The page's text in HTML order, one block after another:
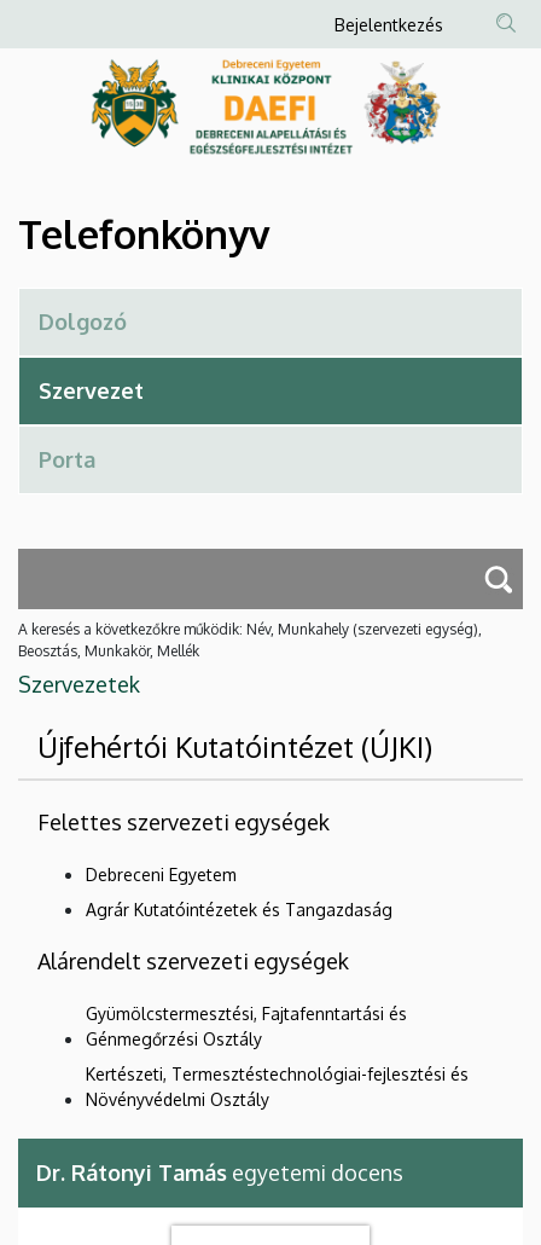
Debreceni
és
Egészségfejlesztési
Intézet
a
Anonim
Felhasználói
fiók
menüje
Bejelentkezés
Telefonkönyv
A keresés a következőkre működik: Név, Munkahely (szervezeti egység),
Beosztás, Munkakör, Mellék
Szervezetek
Újfehértói Kutatóintézet (ÚJKI)
Felettes szervezeti egységek
Debreceni Egyetem
Agrár Kutatóintézetek és Tangazdaság
Alárendelt szervezeti egységek
Gyümölcstermesztési, Fajtafenntartási és
Génmegőrzési Osztály
Kertészeti, Termesztéstechnológiai-fejlesztési és
Növényvédelmi Osztály
Dr. Rátonyi Tamás egyetemi docens